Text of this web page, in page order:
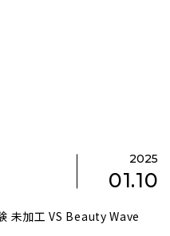
2025
01.10
未加工 VS Beauty Wave